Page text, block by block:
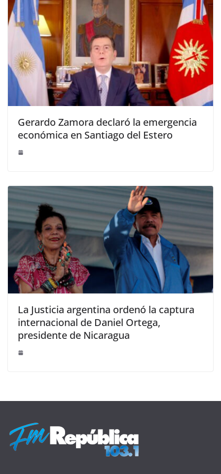
Gerardo Zamora declaró la emergencia
económica en Santiago del Estero
La Justicia argentina ordenó la captura
internacional de Daniel Ortega,
presidente de Nicaragua